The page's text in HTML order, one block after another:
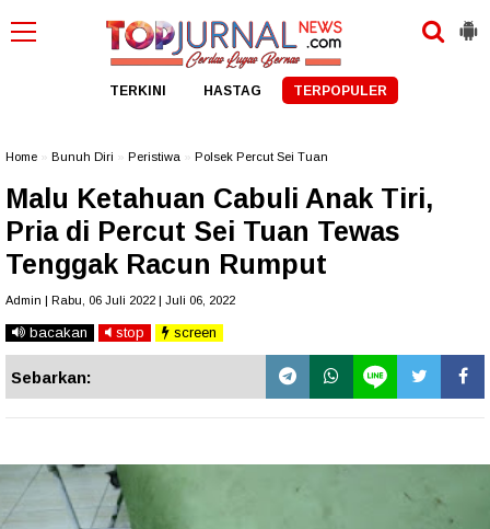
TERKINI HASTAG TERPOPULER
Home Bunuh Diri Peristiwa Polsek Percut Sei Tuan
Malu Ketahuan Cabuli Anak Tiri,
Pria di Percut Sei Tuan Tewas
Tenggak Racun Rumput
Admin | Rabu, 06 Juli 2022 | Juli 06, 2022
bacakan stop screen
Sebarkan: